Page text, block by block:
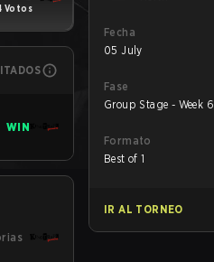
Votos
WIN
Fecha
05 July
Fase
Group Stage - Week 6
Formato
Best of 1
IR AL TORNEO